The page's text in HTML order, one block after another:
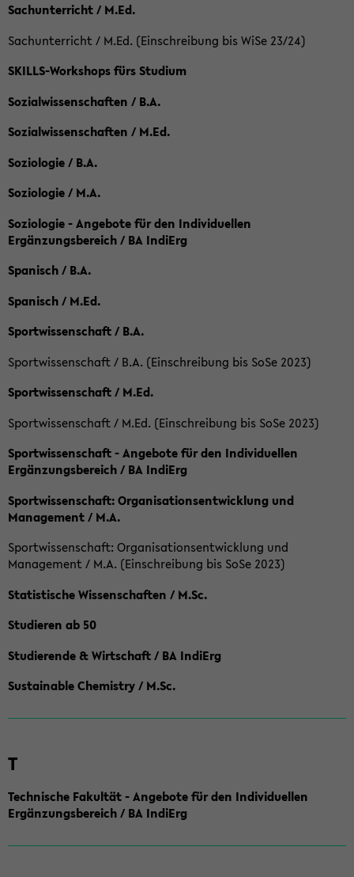
Sachunterricht / M.Ed.
Sachunterricht / M.Ed. (Einschreibung bis WiSe 23/24)
SKILLS-Workshops fürs Studium
Sozialwissenschaften / B.A.
Sozialwissenschaften / M.Ed.
Soziologie / B.A.
Soziologie / M.A.
Soziologie - Angebote für den Individuellen
Ergänzungsbereich / BA IndiErg
Spanisch / B.A.
Spanisch / M.Ed.
Sportwissenschaft / B.A.
Sportwissenschaft / B.A. (Einschreibung bis SoSe 2023)
Sportwissenschaft / M.Ed.
Sportwissenschaft / M.Ed. (Einschreibung bis SoSe 2023)
Sportwissenschaft - Angebote für den Individuellen
Ergänzungsbereich / BA IndiErg
Sportwissenschaft: Organisationsentwicklung und
Management / M.A.
Sportwissenschaft: Organisationsentwicklung und
Management / M.A. (Einschreibung bis SoSe 2023)
Statistische Wissenschaften / M.Sc.
Studieren ab 50
Studierende & Wirtschaft / BA IndiErg
Sustainable Chemistry / M.Sc.
T
Technische Fakultät - Angebote für den Individuellen
Ergänzungsbereich / BA IndiErg